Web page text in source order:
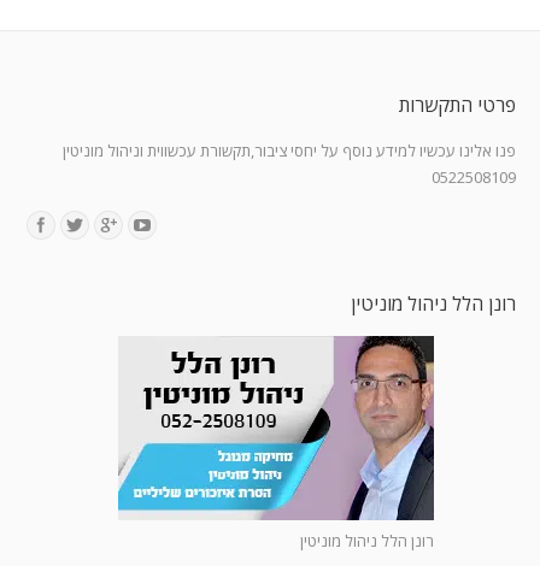
פרטי התקשרות
פנו אלינו עכשיו למידע נוסף על יחסי ציבור,תקשורת עכשווית וניהול מוניטין
0522508109
רונן הלל ניהול מוניטין
רונן הלל ניהול מוניטין